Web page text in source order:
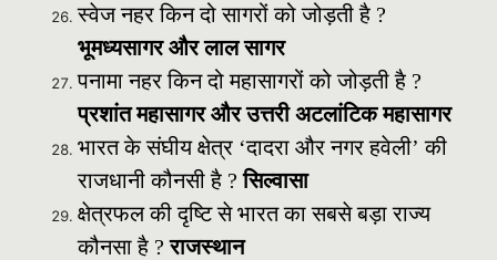
स्वेज नहर किन दो सागरों को जोड़ती है ?
भूमध्यसागर और लाल सागर
पनामा नहर किन दो महासागरों को जोड़ती है ?
प्रशांत महासागर और उत्तरी अटलांटिक महासागर
भारत के संघीय क्षेत्र ‘दादरा और नगर हवेली’ की
राजधानी कौनसी है ?सिल्वासा
क्षेत्रफल की दृष्टि से भारत का सबसे बड़ा राज्य
कौनसा है ?राजस्थान